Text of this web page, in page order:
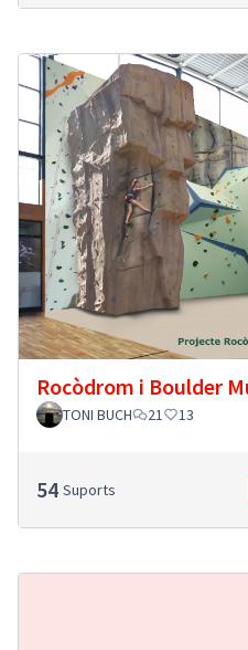
Rocòdrom i Boulder
TONI BUCH
21 13
54 Suports